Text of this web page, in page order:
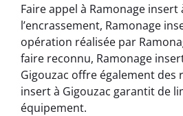
Faire appel à Ramonage
l’encrassement, Ramonage
opération réalisée par
faire reconnu, Ramonage
Gigouzac offre également des
insert à Gigouzac garantit de
équipement.